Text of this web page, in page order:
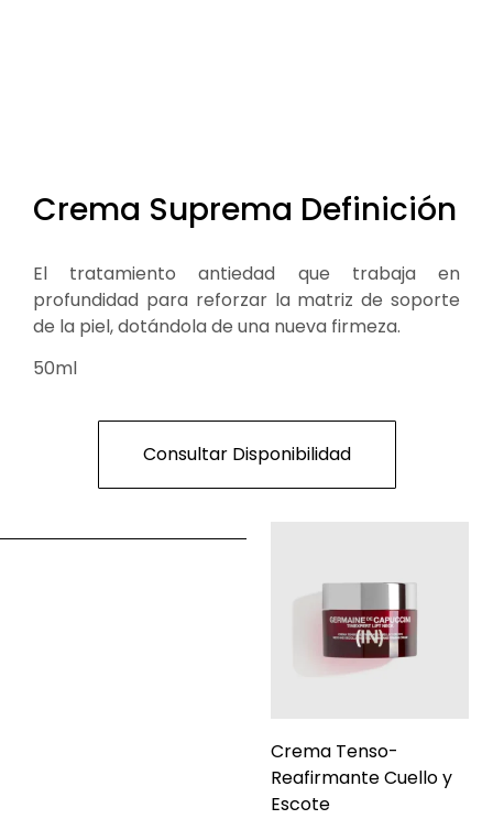
Crema Suprema Definición
El tratamiento antiedad que trabaja en
profundidad para reforzar la matriz de soporte
de la piel, dotándola de una nueva firmeza.
50ml
Consultar Disponibilidad
Crema Tenso-
Reafirmante Cuello y
Escote